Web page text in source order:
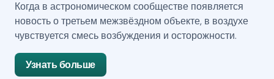
Когда в астрономическом сообществе появляется
новость о третьем межзвёздном объекте, в воздухе
чувствуется смесь возбуждения и осторожности.
Узнать больше